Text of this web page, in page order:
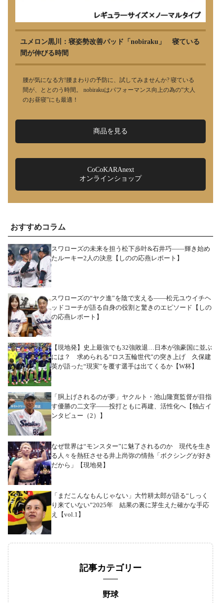
ユメロン黒川：寝姿勢改善パッド「nobiraku」 寝ている
間が伸びる時間
腰が気になる方!腰まわりの予防に、試してみませんか? 寝ている
間が、ととのう時間。 nobirakuはパフォーマンス向上の為の“大人
のお昼寝”にも最適！
商品を見る
CoCoKARAnext
オンラインショップ
おすすめコラム
スワローズの未来を担う松下歩叶&石井巧――輝き始め
たルーキー2人の決意【しのの応燕レポート】
スワローズの“ヤク進”を陰で支える――松元ユウイチヘ
ッドコーチが語る自身の役割と驚きのエピソード【しの
の応燕レポート】
【現地発】史上最強でも32強敗退…日本が強豪国に並ぶ
には？ 求められる“ロス五輪世代”の突き上げ 久保建
英が語った“現実”を覆す選手は出てくるか【W杯】
「胴上げされるのが夢」ヤクルト・池山隆寛監督が目指
す優勝の二文字――投打ともに再建、活性化へ【独占イ
ンタビュー（2）】
なぜ世界は“モンスター”に魅了されるのか 現代を生き
る人々を熱狂させる井上尚弥の情熱「ボクシングが好き
だから」【現地発】
「まだこんなもんじゃない」大竹耕太郎が語る“しっく
り来ていない”2025年 結果の裏に芽生えた確かな手応
え【vol.1】
記事カテゴリー
野球